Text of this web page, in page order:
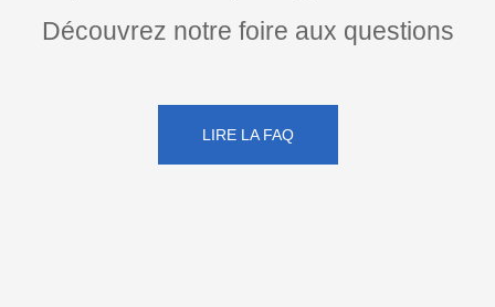
Découvrez notre foire aux questions
LIRE LA FAQ